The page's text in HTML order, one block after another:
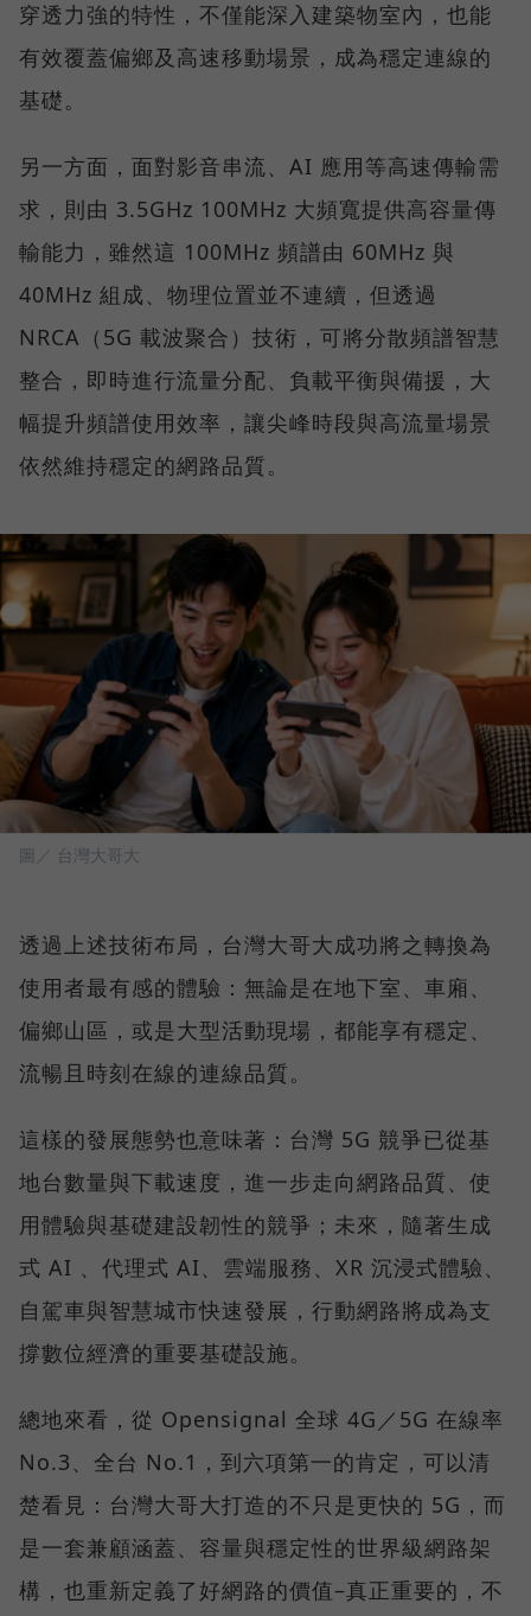
穿透力強的特性，不僅能深入建築物室內，也能
有效覆蓋偏鄉及高速移動場景，成為穩定連線的
基礎。
另一方面，面對影音串流、AI 應用等高速傳輸需
求，則由 3.5GHz 100MHz 大頻寬提供高容量傳
輸能力，雖然這 100MHz 頻譜由 60MHz 與
40MHz 組成、物理位置並不連續，但透過
NRCA（5G 載波聚合）技術，可將分散頻譜智慧
整合，即時進行流量分配、負載平衡與備援，大
幅提升頻譜使用效率，讓尖峰時段與高流量場景
依然維持穩定的網路品質。
圖／ 台灣大哥大
透過上述技術布局，台灣大哥大成功將之轉換為
使用者最有感的體驗：無論是在地下室、車廂、
偏鄉山區，或是大型活動現場，都能享有穩定、
流暢且時刻在線的連線品質。
這樣的發展態勢也意味著：台灣 5G 競爭已從基
地台數量與下載速度，進一步走向網路品質、使
用體驗與基礎建設韌性的競爭；未來，隨著生成
式 AI 、代理式 AI、雲端服務、XR 沉浸式體驗、
自駕車與智慧城市快速發展，行動網路將成為支
撐數位經濟的重要基礎設施。
總地來看，從 Opensignal 全球 4G／5G 在線率
No.3、全台 No.1，到六項第一的肯定，可以清
楚看見：台灣大哥大打造的不只是更快的 5G，而
是一套兼顧涵蓋、容量與穩定性的世界級網路架
構，也重新定義了好網路的價值–真正重要的，不